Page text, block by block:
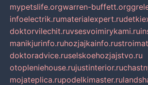
mypetslife.orgwarren-buffett.org
infoelectrik.rumaterialexpert.ru
doktorvilechit.ruvsesvoimirykami.ru
manikjurinfo.ruhozjajkainfo.ru
doktoradvice.ruselskoehozjajstvo.ru
otopleniehouse.rujustinterior.ru
mojateplica.rupodelkimaster.ru